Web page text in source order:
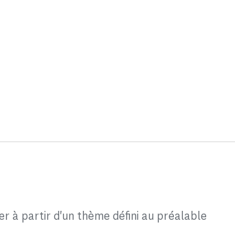
à partir d'un thème défini au préalable